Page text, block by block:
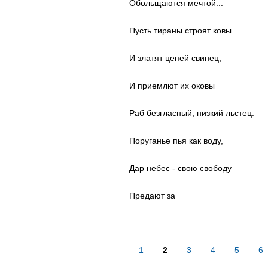
Обольщаются мечтой...
Пусть тираны строят ковы
И златят цепей свинец,
И приемлют их оковы
Раб безгласный, низкий льстец.
Поруганье пья как воду,
Дар небес - свою свободу
Предают за
1 2 3 4 5 6